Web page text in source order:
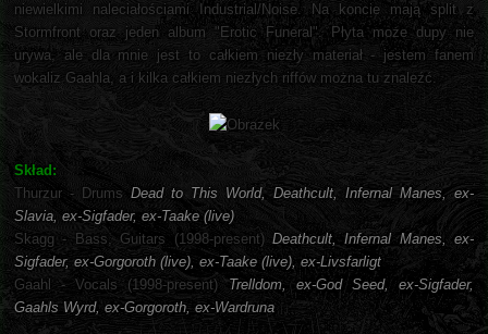
niewielkimi naleciałościami Industrial/Noise. Na koncie mają split z
Stormfront oraz jeden album "Erotic Funeral". Płyta może dupy nie
urywa, ale dla mnie jest to całkiem niezły materiał - jestem fanem
wokaliz Gaahla, a i kilka całkiem niezłych riffów można tu znaleźć.
Skład:
Thurzur - Drums Dead to This World, Deathcult, Infernal Manes, ex-
Slavia, ex-Sigfader, ex-Taake (live)
Skagg - Bass, Guitars (1998-present) Deathcult, Infernal Manes, ex-
Sigfader, ex-Gorgoroth (live), ex-Taake (live), ex-Livsfarligt
Gaahl - Vocals (1998-present) Trelldom, ex-God Seed, ex-Sigfader,
Gaahls Wyrd, ex-Gorgoroth, ex-Wardruna